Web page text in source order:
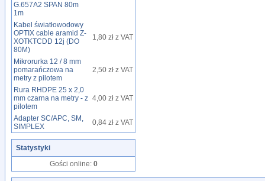
G.657A2 SPAN 80m
1m
Kabel światłowodowy
OPTIX cable aramid Z-
XOTKTCDD 12j (DO
80M)
1,80 zł z VAT
Mikrorurka 12 / 8 mm
pomarańczowa na
metry z pilotem
2,50 zł z VAT
Rura RHDPE 25 x 2,0
mm czarna na metry - z
pilotem
4,00 zł z VAT
Adapter SC/APC, SM,
SIMPLEX
0,84 zł z VAT
Statystyki
Gości online: 0